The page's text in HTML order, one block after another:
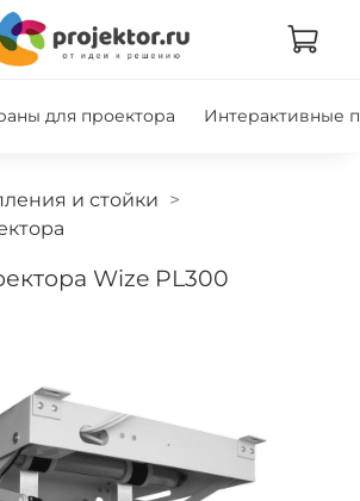
для проектора Интерактивные
и стойки
Wize PL300